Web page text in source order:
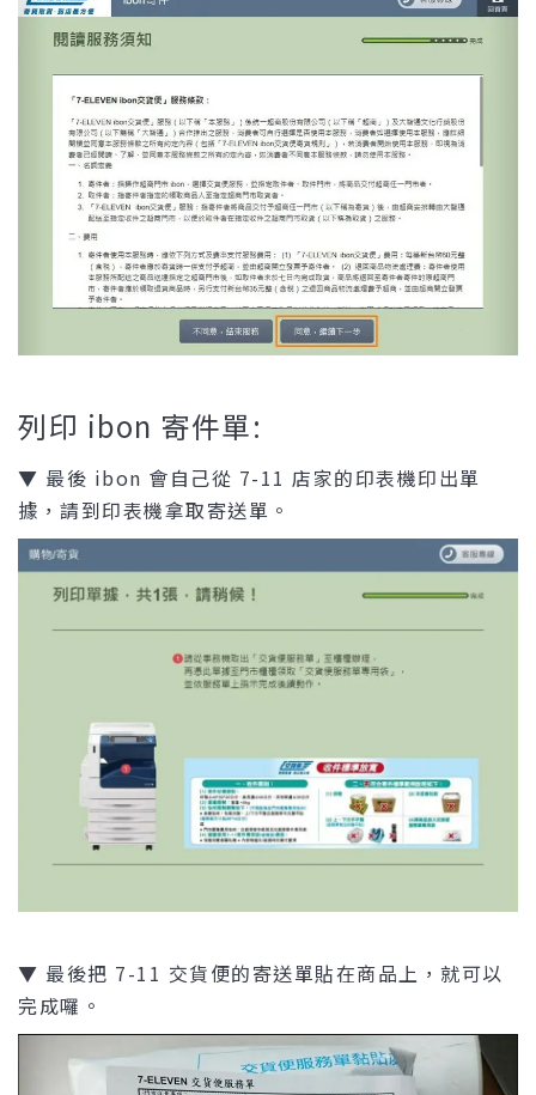
列印 ibon 寄件單:
▼ 最後 ibon 會自己從 7-11 店家的印表機印出單
據，請到印表機拿取寄送單。
▼ 最後把 7-11 交貨便的寄送單貼在商品上，就可以
完成囉。